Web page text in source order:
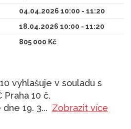
04.04.2026 10:00 - 11:20
18.04.2026 10:00 - 11:20
805 000 Kč
vyhlašuje v souladu s
Praha 10 č.
19. 3... Zobrazit více